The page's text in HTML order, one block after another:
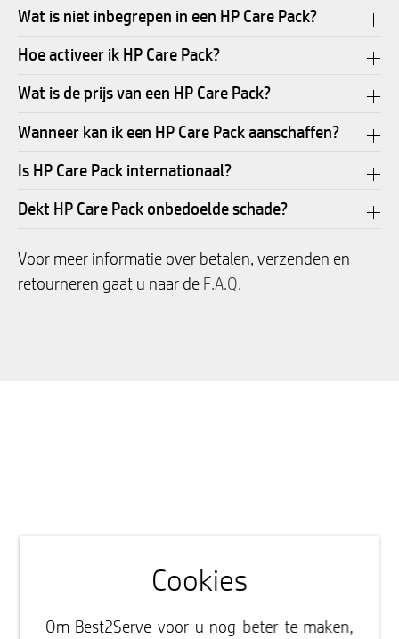
Wat is niet inbegrepen in een HP Care Pack?
Hoe activeer ik HP Care Pack?
Wat is de prijs van een HP Care Pack?
Wanneer kan ik een HP Care Pack aanschaffen?
Is HP Care Pack internationaal?
Dekt HP Care Pack onbedoelde schade?
Voor meer informatie over betalen, verzenden en
retourneren gaat u naar de F.A.Q.
Cookies
Om Best2Serve voor u nog beter te maken,